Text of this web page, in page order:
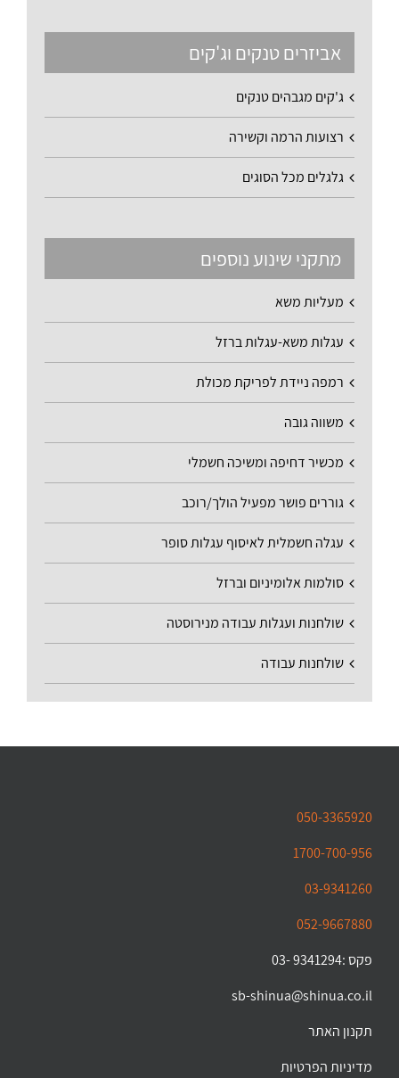
אביזרים טנקים וג'קים
ג'קים מגבהים טנקים
רצועות הרמה וקשירה
גלגלים מכל הסוגים
מתקני שינוע נוספים
מעליות משא
עגלות משא-עגלות ברזל
רמפה ניידת לפריקת מכולת
משווה גובה
מכשיר דחיפה ומשיכה חשמלי
גוררים פושר מפעיל הולך/רוכב
עגלה חשמלית לאיסוף עגלות סופר
סולמות אלומיניום וברזל
שולחנות ועגלות עבודה מנירוסטה
שולחנות עבודה
050-3365920
1700-700-956
03-9341260
052-9667880
פקס :9341294 -03
sb-shinua@shinua.co.il
תקנון האתר
מדיניות הפרטיות